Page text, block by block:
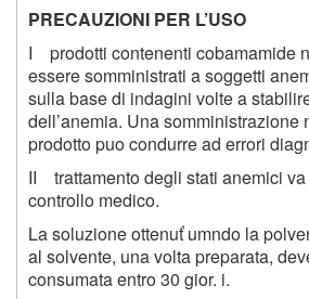
PRECAUZIONI PER L’USO
I prodotti contenenti cobamamide
essere somministrati a soggetti
sulla base di indagini volte a
dell’anemia. Una somministrazione
prodotto puo condurre ad errori
II trattamento degli stati anemici va
controllo medico.
La soluzione ottenuť umndo la
al solvente, una volta preparata,
consumata entro30 gior. i.